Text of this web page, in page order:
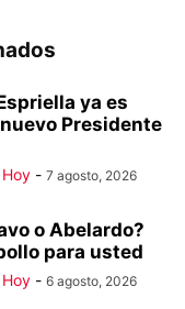
ya es
Presidente
- 7 agosto, 2026
o Abelardo?
para usted
- 6 agosto, 2026